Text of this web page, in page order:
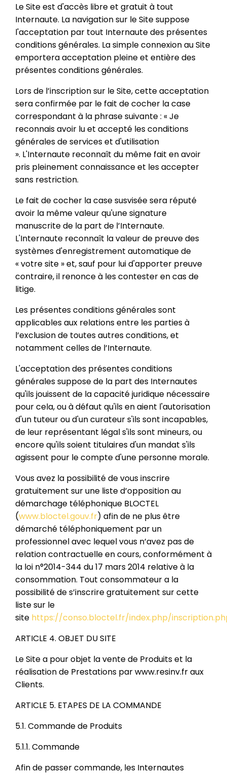
Le Site est d'accès libre et gratuit à tout
Internaute. La navigation sur le Site suppose
l'acceptation par tout Internaute des présentes
conditions générales. La simple connexion au Site
emportera acceptation pleine et entière des
présentes conditions générales.
Lors de l’inscription sur le Site, cette acceptation
sera confirmée par le fait de cocher la case
correspondant à la phrase suivante : « Je
reconnais avoir lu et accepté les conditions
générales de services et d'utilisation
». L'Internaute reconnaît du même fait en avoir
pris pleinement connaissance et les accepter
sans restriction.
Le fait de cocher la case susvisée sera réputé
avoir la même valeur qu'une signature
manuscrite de la part de l’Internaute.
L'Internaute reconnaît la valeur de preuve des
systèmes d'enregistrement automatique de
« votre site » et, sauf pour lui d'apporter preuve
contraire, il renonce à les contester en cas de
litige.
Les présentes conditions générales sont
applicables aux relations entre les parties à
l’exclusion de toutes autres conditions, et
notamment celles de l’Internaute.
L'acceptation des présentes conditions
générales suppose de la part des Internautes
qu'ils jouissent de la capacité juridique nécessaire
pour cela, ou à défaut qu'ils en aient l'autorisation
d'un tuteur ou d'un curateur s'ils sont incapables,
de leur représentant légal s'ils sont mineurs, ou
encore qu'ils soient titulaires d'un mandat s'ils
agissent pour le compte d'une personne morale.
Vous avez la possibilité de vous inscrire
gratuitement sur une liste d’opposition au
démarchage téléphonique BLOCTEL
(www.bloctel.gouv.fr) afin de ne plus être
démarché téléphoniquement par un
professionnel avec lequel vous n’avez pas de
relation contractuelle en cours, conformément à
la loi n°2014-344 du 17 mars 2014 relative à la
consommation. Tout consommateur a la
possibilité de s’inscrire gratuitement sur cette
liste sur le
site https://conso.bloctel.fr/index.php/
ARTICLE 4. OBJET DU SITE
Le Site a pour objet la vente de Produits et la
réalisation de Prestations par www.resinv.fr aux
Clients.
ARTICLE 5. ETAPES DE LA COMMANDE
5.1. Commande de Produits
5.1.1. Commande
Afin de passer commande, les Internautes